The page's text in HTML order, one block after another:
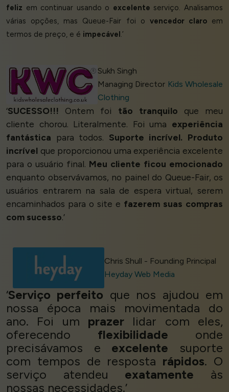
feliz em continuar usando o excelente serviço. Analisamos
várias opções, mas Queue-Fair foi o vencedor claroem
termos de preço, e é impecável .’
Sukh Singh
Managing Director Kids Wholesale
Clothing
‘SUCESSO!!! Ontem foi tão tranquilo que meu
cliente chorou. Literalmente. Foi uma experiência
fantástica para todos. Suporte incrível. Produto
incrível que proporcionou uma experiência excelente
para o usuário final. Meu cliente ficou emocionado
enquanto observávamos, no painel do Queue-Fair, os
usuários entrarem na sala de espera virtual, serem
encaminhados para o site e fazerem suas compras
com sucesso.’
Chris Shull - Founding Principal
Heyday Web Media
‘Serviço perfeito que nos ajudou em
nossa época mais movimentada do
ano. Foi um prazer lidar com eles,
oferecendo flexibilidade onde
precisávamos e excelente suporte
com tempos de resposta rápidos. O
serviço atendeu exatamente às
nossas necessidades.’